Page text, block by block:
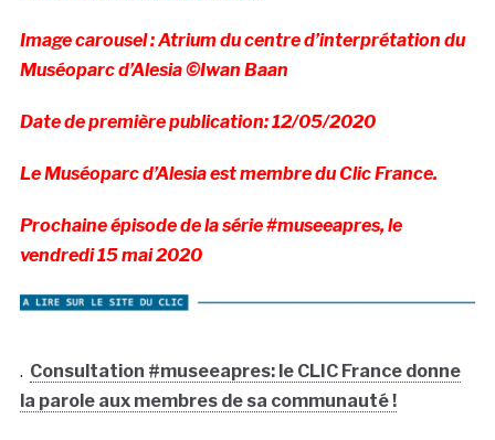
Image carousel : Atrium du centre d’interprétation du
Muséoparc d’Alesia ©Iwan Baan
Date de première publication: 12/05/2020
Le Muséoparc d’Alesia est membre du Clic France.
Prochaine épisode de la série #museeapres, le
vendredi 15 mai 2020
. Consultation #museeapres: le CLIC France donne
la parole aux membres de sa communauté !